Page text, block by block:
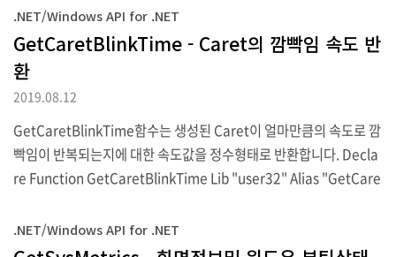
ure() ▶VB.NET 호출 [DllImport("user32.dll")] public static e
xtern int ReleaseCapture(); ▶C# 선언 ReleaseCapture(); ▶
C# 호출 이 함수는 실행에 실패하는 경우 0을 반환합니다.
.NET/Windows API for .NET
GetCaretBlinkTime - Caret의 깜빡임 속도 반
환
2019.08.12
GetCaretBlinkTime함수는 생성된 Caret이 얼마만큼의 속도로 깜
빡임이 반복되는지에 대한 속도값을 정수형태로 반환합니다. Decla
re Function GetCaretBlinkTime Lib "user32" Alias "GetCare
() ▶VB.NET 호출 [DllImport("user32.dll")] public static exte
rn int GetCaretBlinkTime(); ▶C# 선언 GetCaretBlinkTime();
.NET/Windows API for .NET